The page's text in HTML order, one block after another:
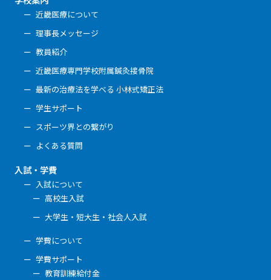
近畿医療について
理事長メッセージ
教員紹介
近畿医療専門学校附属鍼灸接骨院
最新の治療法を学べる 小林式矯正法
学生サポート
スポーツ界との繋がり
よくある質問
入試・学費
入試について
高校生入試
大学生・短大生・社会人入試
学費について
学費サポート
教育訓練給付金